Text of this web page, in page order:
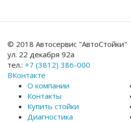
© 2018 Автосервис "АвтоСтойки"
ул. 22 декабря 92а
тел.: +7 (3812) 386-000
ВКонтакте
О компании
Контакты
Купить стойки
Диагностика